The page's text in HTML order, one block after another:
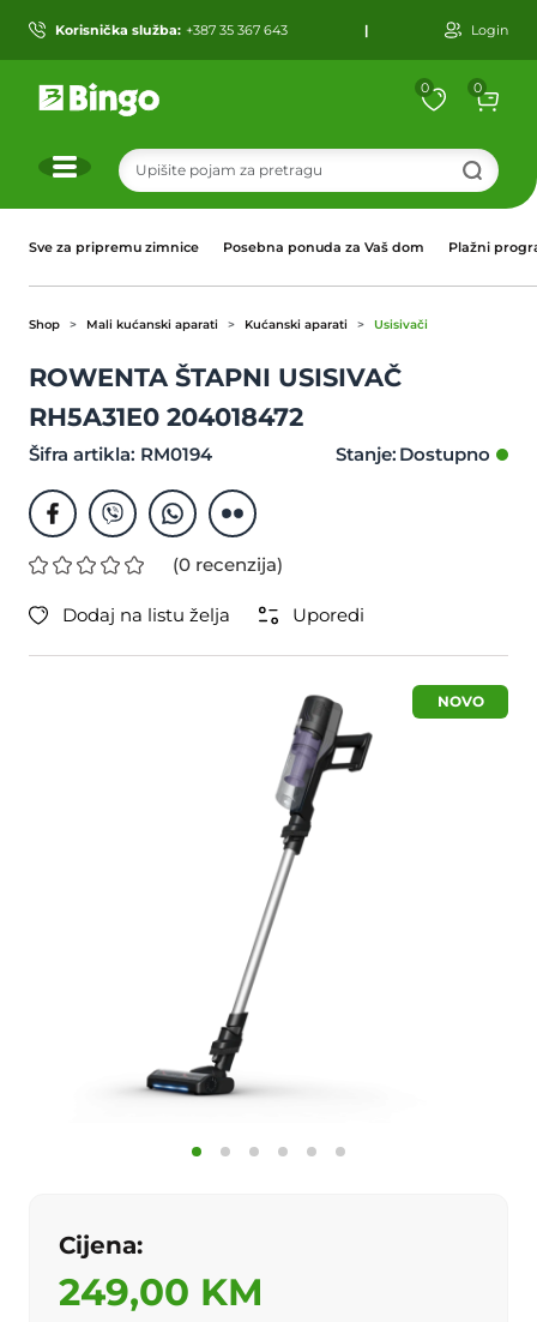
Korisnička služba: +387 35 367 643 | Login
0 0
Sve za pripremu zimnice Posebna ponuda za Vaš dom Plažni
Shop Mali kućanski aparati Kućanski aparati Usisivači
ROWENTA ŠTAPNI USISIVAČ
RH5A31E0 204018472
Šifra artikla: RM0194 Stanje:
(0 recenzija)
Dodaj na listu želja Uporedi
NOVO
Cijena:
249,00 KM